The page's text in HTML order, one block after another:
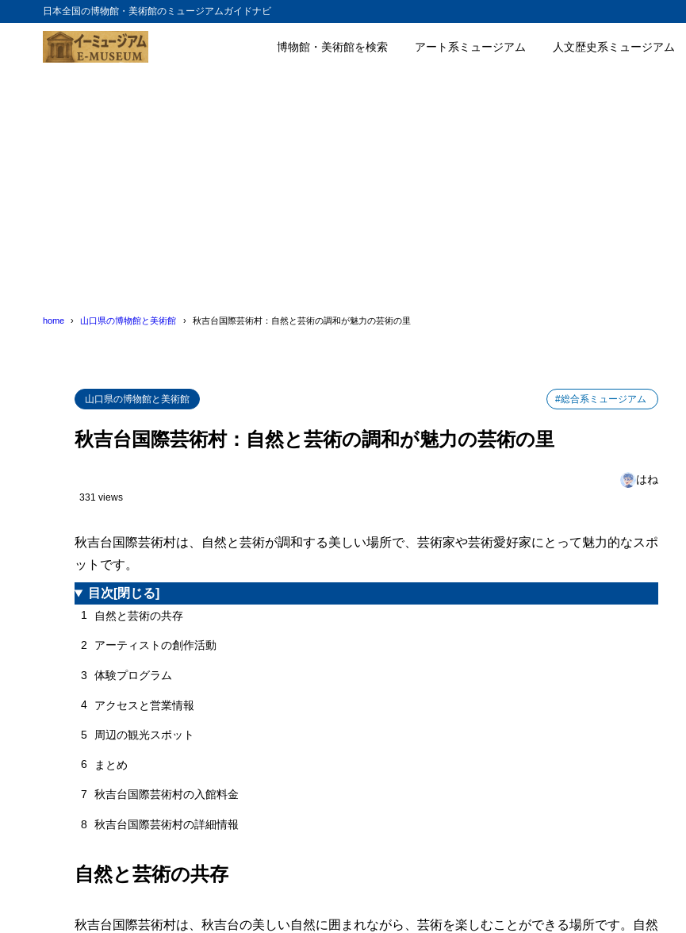
日本全国の博物館・美術館のミュージアムガイドナビ
博物館・美術館を検索 アート系ミュージアム 人文歴史系ミュージアム
home 山口県の博物館と美術館 秋吉台国際芸術村：自然と芸術の調和が魅力の芸術の里
山口県の博物館と美術館 #総合系ミュージアム
秋吉台国際芸術村：自然と芸術の調和が魅力の芸術の里
はね
331 views
秋吉台国際芸術村は、自然と芸術が調和する美しい場所で、芸術家や芸術愛好家にとって魅力的なスポ
ットです。
目次 [閉じる]
1 自然と芸術の共存
2 アーティストの創作活動
3 体験プログラム
4 アクセスと営業情報
5 周辺の観光スポット
6 まとめ
7 秋吉台国際芸術村の入館料金
8 秋吉台国際芸術村の詳細情報
自然と芸術の共存
秋吉台国際芸術村は、秋吉台の美しい自然に囲まれながら、芸術を楽しむことができる場所です。自然
目次
8 秋吉台国際芸術村の詳細情報